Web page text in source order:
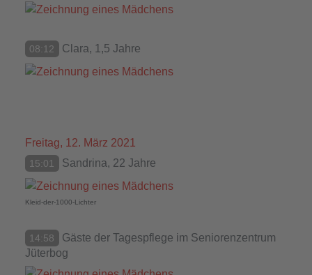
08:12 Clara, 1,5 Jahre
Freitag, 12. März 2021
15:01 Sandrina, 22 Jahre
Kleid-der-1000-Lichter
14:58
Gäste der Tagespflege im Seniorenzentrum
Jüterbog